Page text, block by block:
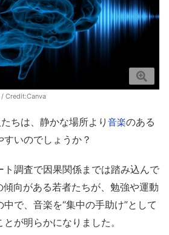
/ Credit:Canva
ちは、静かな場所より 音楽のある
いのでしょうか？
ト調査で因果関係までは踏み込んで
向がある若者たちが、勉強や運動
で、音楽を“集中の手助け”として
が明らかになりました。